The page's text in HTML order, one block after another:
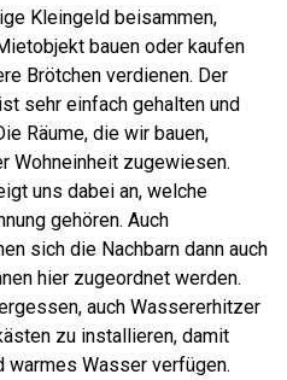
Kleingeld beisammen,
bauen oder kaufen
Brötchen verdienen. Der
sehr einfach gehalten und
Räume, die wir bauen,
Wohneinheit zugewiesen.
uns dabei an, welche
gehören. Auch
sich die Nachbarn dann auch
hier zugeordnet werden.
auch Wassererhitzer
zu installieren, damit
warmes Wasser verfügen.